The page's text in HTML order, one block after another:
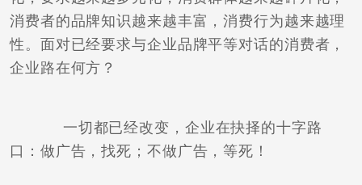
消费者的品牌知识越来越丰富，消费行为越来越理
性。面对已经要求与企业品牌平等对话的消费者，
企业路在何方？
一切都已经改变，企业在抉择的十字路
口：做广告，找死；不做广告，等死！